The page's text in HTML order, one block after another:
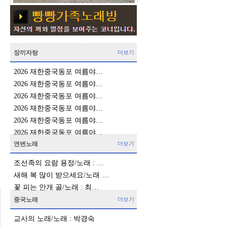
장끼자랑
2026 재한중국동포 여름야…
2026 재한중국동포 여름야…
2026 재한중국동포 여름야…
2026 재한중국동포 여름야…
2026 재한중국동포 여름야…
2026 재한중국동포 여름야…
더보기
연변노래
조선족의 요람 용정/노래 : …
새해 복 많이 받으세요/노래 …
꽃 피는 안개 골/노래 : 최…
더보기
중국노래
교사의 노래/노래 : 박경숙
더보기